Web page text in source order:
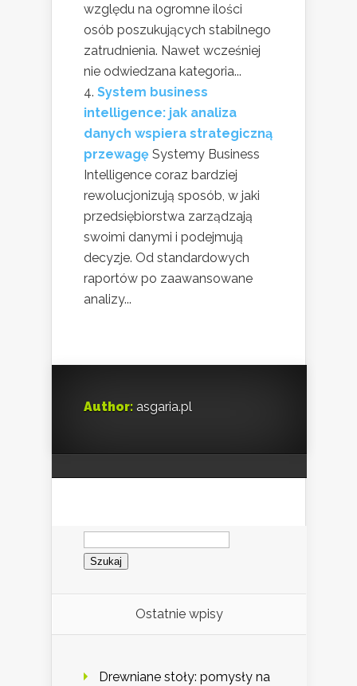
względu na ogromne ilości
osób poszukujących stabilnego
zatrudnienia. Nawet wcześniej
nie odwiedzana kategoria...
System business
intelligence: jak analiza
danych wspiera strategiczną
przewagę Systemy Business
Intelligence coraz bardziej
rewolucjonizują sposób, w jaki
przedsiębiorstwa zarządzają
swoimi danymi i podejmują
decyzje. Od standardowych
raportów po zaawansowane
analizy...
Author: asgaria.pl
Szukaj:
Ostatnie wpisy
Drewniane stoły: pomysły na